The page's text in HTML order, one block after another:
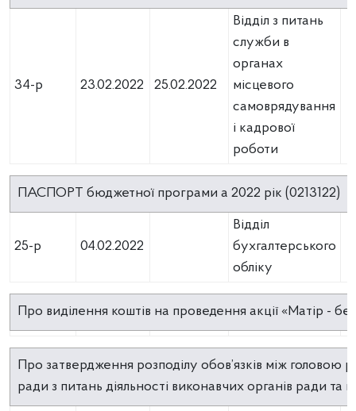
34-р 23.02.2022 25.02.2022
Відділ з питань
служби в
органах
місцевого
самоврядування
і кадрової
роботи
ПАСПОРТ бюджетної програми а 2022 рік (0213122)
25-р 04.02.2022
Відділ
бухгалтерського
обліку
Про виділення коштів на проведення акції «Матір -
Про затвердження розподілу обов’язків між головою
ради з питань діяльності виконавчих органів ради